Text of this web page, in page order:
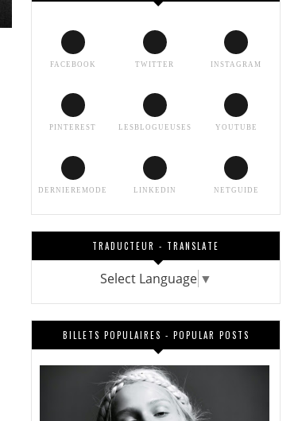
FACEBOOK TWITTER INSTAGRAM
PINTEREST LESBLOGUEUSES YOUTUBE
DERNIEREMODE LINKEDIN NETGUIDE
TRADUCTEUR - TRANSLATE
Select Language ▼
BILLETS POPULAIRES - POPULAR POSTS